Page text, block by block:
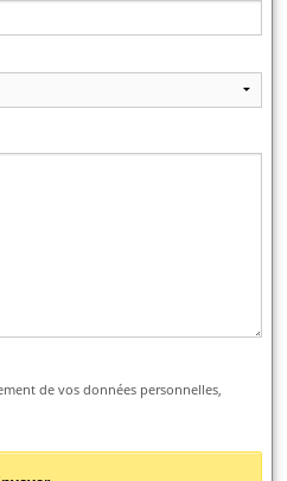
de vos données personnelles,